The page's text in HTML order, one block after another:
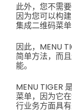
此外，您不需
因为您可以构
集成二维码菜单
因此，MENU
简单方法，而
能。
MENU TIGER
菜单，因为它
行业务方面具